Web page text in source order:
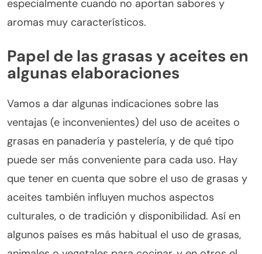
especialmente cuando no aportan sabores y
aromas muy característicos.
Papel de las grasas y aceites en
algunas elaboraciones
Vamos a dar algunas indicaciones sobre las
ventajas (e inconvenientes) del uso de aceites o
grasas en panadería y pastelería, y de qué tipo
puede ser más conveniente para cada uso. Hay
que tener en cuenta que sobre el uso de grasas y
aceites también influyen muchos aspectos
culturales, o de tradición y disponibilidad. Así en
algunos países es más habitual el uso de grasas,